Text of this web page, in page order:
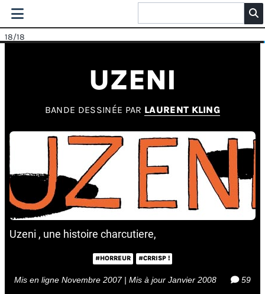
18/18
UZENI
BANDE DESSINÉE PAR LAURENT KLING
Uzeni , une histoire charcutiere,
#HORREUR #CRRISP !
Mis en ligne Novembre 2007 | Mis à jour Janvier 2008 59